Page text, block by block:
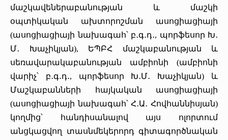
Մամուլը մեր մասին
Պարբերականներ
«Հերացի» արհեստակցական կազմակերպություն
«Հերացի» վերլուծական
մաշկավեներաբանության և մաշկի
օպտիկական ախտորոշման ասոցիացիայի
(ասոցիացիայի նախագահ՝ բ․գ․դ․, պորֆեսոր Խ․
Մ․ Խաչիկյան), ԵՊԲՀ մաշկաբանության և
սեռավարակաբանության ամբիոնի (ամբիոնի
վարիչ՝ բ․գ․դ․, պորֆեսոր Խ․Մ․ Խաչիկյան) և
Մաշկաբանների հայկական ասոցիացիայի
(ասոցիացիայի նախագահ՝ Հ․Ա․ Հովհաննիսյան)
կողմից՝ հանդիսանալով այս ոլորտում
անցկացվող տասնմեկերորդ գիտագործնական